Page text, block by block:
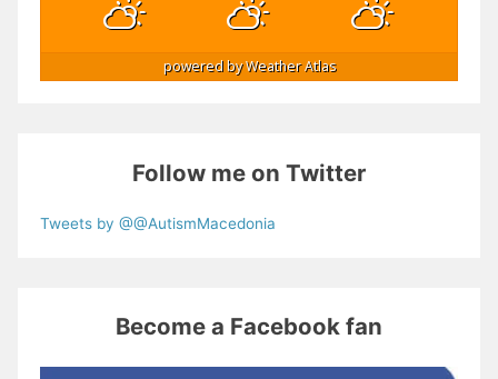
powered byWeather Atlas
Follow me on Twitter
Tweets by @@AutismMacedonia
Become a Facebook fan